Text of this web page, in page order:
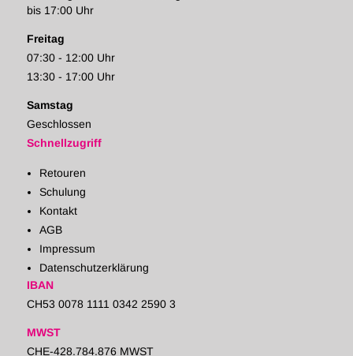
bis 17:00 Uhr
Freitag
07:30 - 12:00 Uhr
13:30 - 17:00 Uhr
Samstag
Geschlossen
Schnellzugriff
Retouren
Schulung
Kontakt
AGB
Impressum
Datenschutzerklärung
IBAN
CH53 0078 1111 0342 2590 3
MWST
CHE-428.784.876 MWST